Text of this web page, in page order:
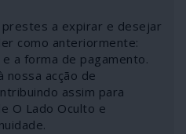
prestes a expirar e desejar
como anteriormente:
a forma de pagamento.
nossa acção de
assim para
O Lado Oculto e